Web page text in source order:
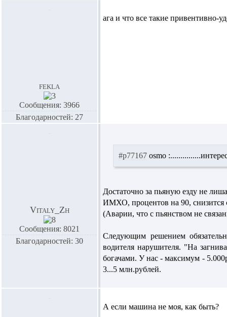
fekla
Сообщения: 3966
Благодарностей: 27
ага и что все такие привентивно-
Vitaly_Zh
Сообщения: 8021
Благодарностей: 30
#p77167 osmo :
Достаточно за пьяную езду не
ИМХО, процентов на 90, снизится
(Аварии, что с пьянством не
Следующим решением
водителя нарушителя. "На
богачами. У нас - максимум -
3...5 млн.рублей.
А если машина не моя, как быть?